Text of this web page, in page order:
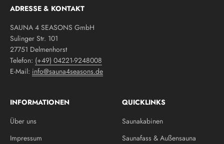
ADRESSE & KONTAKT
SAUNA 4 SEASONS GmbH
Sulinger Str. 101
27751 Delmenhorst
Telefon: (+49) 04221-9248008
E-Mail: info@sauna4seasons.de
INFORMATIONEN
Über uns
Impressum
QUICKLINKS
Saunakabinen
Saunafass & Außensauna